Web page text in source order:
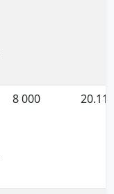
8 000